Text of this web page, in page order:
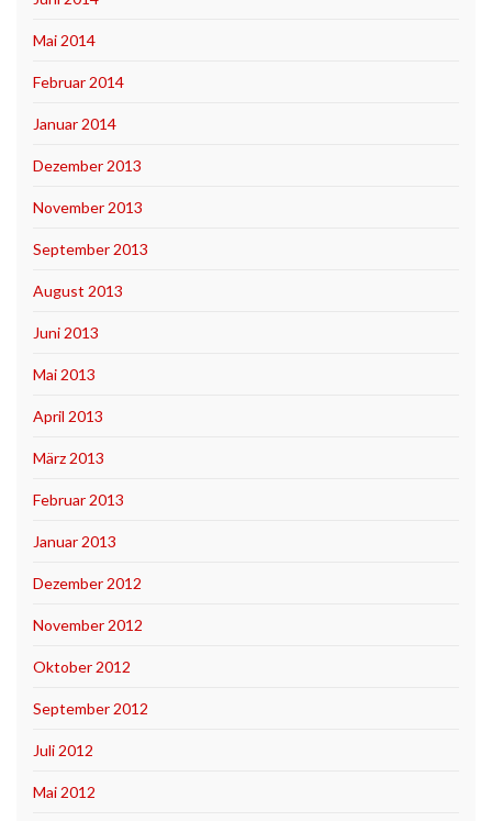
Mai 2014
Februar 2014
Januar 2014
Dezember 2013
November 2013
September 2013
August 2013
Juni 2013
Mai 2013
April 2013
März 2013
Februar 2013
Januar 2013
Dezember 2012
November 2012
Oktober 2012
September 2012
Juli 2012
Mai 2012